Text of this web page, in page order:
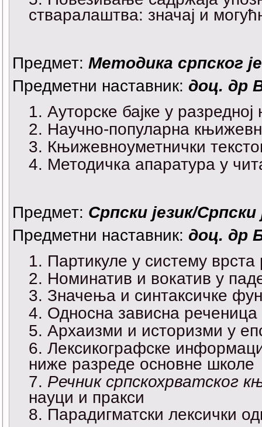
стваралаштва: значај и
Предмет: Методика српског
Предметни наставник: доц. др
Ауторске бајке у разредној
Научно-популарна
Књижевноуметнички
Методичка апаратура у
Предмет: Српски језик/Српски
Предметни наставник: доц. др
Партикуле у систему врста
Номинатив и вокатив у
Значења и синтаксичке
Односна зависна
Архаизми и историзми у
Лексикографске
ниже разреде основне школе
Речник српскохрватског
науци и пракси
Парадигматски лексички